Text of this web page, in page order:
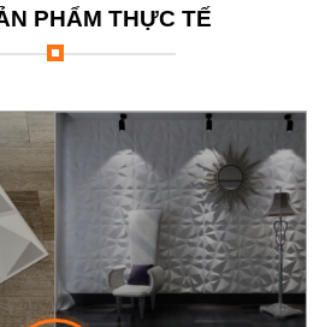
PHẨM THỰC TẾ